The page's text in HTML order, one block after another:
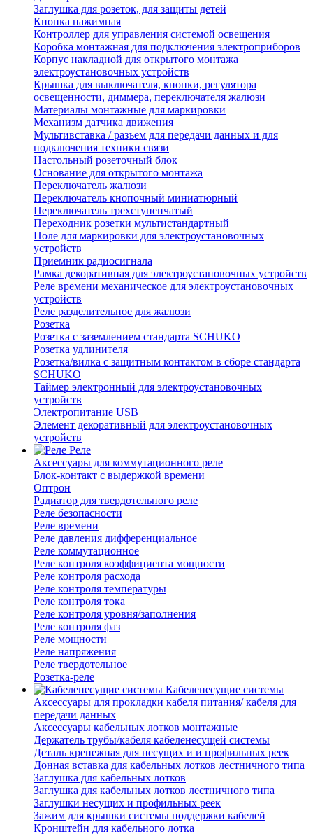
Заглушка для розеток, для защиты детей
Кнопка нажимная
Контроллер для управления системой освещения
Коробка монтажная для подключения электроприборов
Корпус накладной для открытого монтажа
электроустановочных устройств
Крышка для выключателя, кнопки, регулятора
освещенности, диммера, переключателя жалюзи
Материалы монтажные для маркировки
Механизм датчика движения
Мультивставка / разъем для передачи данных и для
подключения техники связи
Настольный розеточный блок
Основание для открытого монтажа
Переключатель жалюзи
Переключатель кнопочный миниатюрный
Переключатель трехступенчатый
Переходник розетки мультистандартный
Поле для маркировки для электроустановочных
устройств
Приемник радиосигнала
Рамка декоративная для электроустановочных устройств
Реле времени механическое для электроустановочных
устройств
Реле разделительное для жалюзи
Розетка
Розетка с заземлением стандарта SCHUKO
Розетка удлинителя
Розетка/вилка с защитным контактом в сборе стандарта
SCHUKO
Таймер электронный для электроустановочных
устройств
Электропитание USB
Элемент декоративный для электроустановочных
устройств
Реле
Аксессуары для коммутационного реле
Блок-контакт с выдержкой времени
Оптрон
Радиатор для твердотельного реле
Реле безопасности
Реле времени
Реле давления дифференциальное
Реле коммутационное
Реле контроля коэффициента мощности
Реле контроля расхода
Реле контроля температуры
Реле контроля тока
Реле контроля уровня/заполнения
Реле контроля фаз
Реле мощности
Реле напряжения
Реле твердотельное
Розетка-реле
Кабеленесущие системы
Аксессуары для прокладки кабеля питания/ кабеля для
передачи данных
Аксессуары кабельных лотков монтажные
Держатель трубы/кабеля кабеленесущей системы
Деталь крепежная для несущих и и профильных реек
Донная вставка для кабельных лотков лестничного типа
Заглушка для кабельных лотков
Заглушка для кабельных лотков лестничного типа
Заглушки несущих и профильных реек
Зажим для крышки системы поддержки кабелей
Кронштейн для кабельного лотка